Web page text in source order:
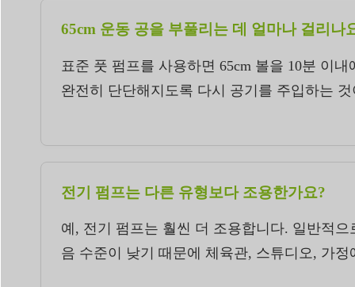
65cm 운동 공을 부풀리는 데 얼마나 걸리나
표준 풋 펌프를 사용하면 65cm 볼을 10분 이
완전히 단단해지도록 다시 공기를 주입하는
전기 펌프는 다른 유형보다 조용한가요?
예, 전기 펌프는 훨씬 더 조용합니다. 일반적
음 수준이 낮기 때문에 체육관, 스튜디오, 가